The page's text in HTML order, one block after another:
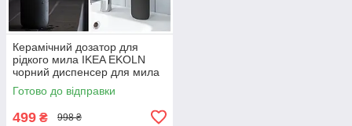
Керамічний дозатор для
рідкого мила IKEA EKOLN
чорний диспенсер для мила
300 мл кам'яна кераміка
404.416.19
Готово до відправки
499 ₴ 998 ₴